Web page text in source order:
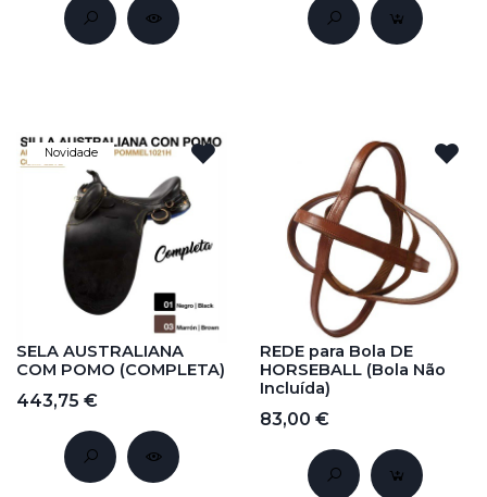
Novidade
SELA AUSTRALIANA
COM POMO (COMPLETA)
443,75 €
REDE para Bola DE
HORSEBALL (Bola Não
Incluída)
83,00 €